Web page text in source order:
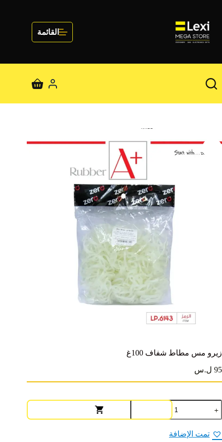
المحتوى
القائمة
عربة
زيرو مس مطاط شفاف 100غ
95 ل.س
كمية
زيرو
مس
مطاط
شفاف
تمت الإضافة